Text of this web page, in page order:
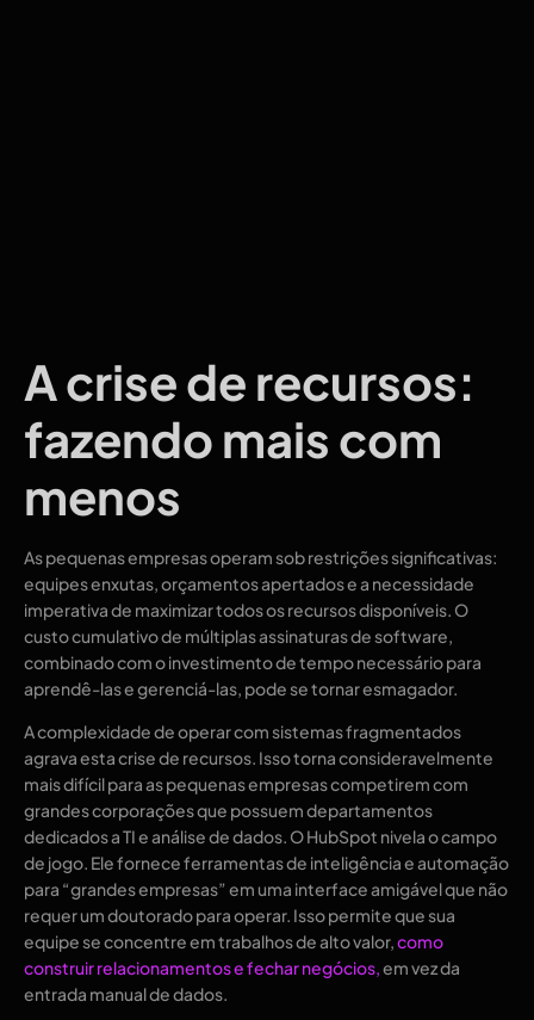
A crise de recursos:
fazendo mais com
menos
As pequenas empresas operam sob restrições significativas:
equipes enxutas, orçamentos apertados e a necessidade
imperativa de maximizar todos os recursos disponíveis. O
custo cumulativo de múltiplas assinaturas de software,
combinado com o investimento de tempo necessário para
aprendê-las e gerenciá-las, pode se tornar esmagador.
A complexidade de operar com sistemas fragmentados
agrava esta crise de recursos. Isso torna consideravelmente
mais difícil para as pequenas empresas competirem com
grandes corporações que possuem departamentos
dedicados a TI e análise de dados. O HubSpot nivela o campo
de jogo. Ele fornece ferramentas de inteligência e automação
para “grandes empresas” em uma interface amigável que não
requer um doutorado para operar. Isso permite que sua
equipe se concentre em trabalhos de alto valor,como
construir relacionamentos e fechar negócios,em vez da
entrada manual de dados.